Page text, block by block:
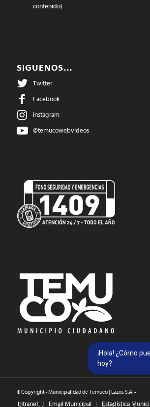
contenido)
SIGUENOS…
Twitter
Facebook
Instagram
@temucowebvideos
© Copyright - Municipalidad de Temuco | Lazos S.A. -
Intranet Email Municipal Estadística
¡Hola! ¿Cómo
hoy?